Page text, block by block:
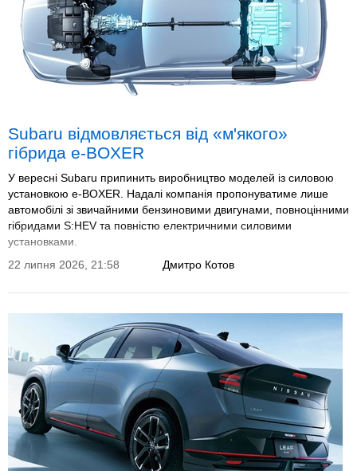
Subaru відмовляється від «м'якого»
гібрида e-BOXER
У вересні Subaru припинить виробництво моделей із силовою
установкою e-BOXER. Надалі компанія пропонуватиме лише
автомобілі зі звичайними бензиновими двигунами, повноцінними
гібридами S:HEV та повністю електричними силовими
установками.
Дмитро Котов
22 липня 2026, 21:58